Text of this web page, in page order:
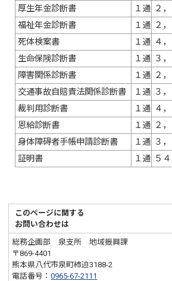
厚生年金診断書
１通 ２
福祉年金診断書
１通 ２
死体検案書
１通 ４
生命保険診断書
１通 ３
障害関係診断書
１通 ２
交通事故自賠責法関係診断書
１通 ３
裁判用診断書
１通 ４
恩給診断書
１通 ２
身体障碍者手帳申請診断書
１通 ３
証明書
１通 ５
このページに関する
お問い合わせは
総務企画部 泉支所 地域振興課
〒869-4401
熊本県八代市泉町柿迫3188-2
電話番号：0965-67-2111